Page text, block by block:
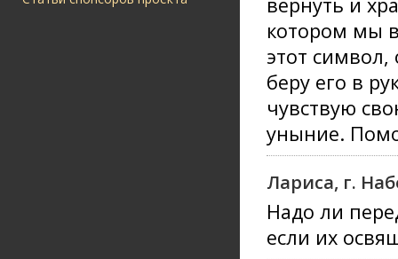
котором мы
этот символ,
беру его в
чувствую
уныние.
Лариса, г.
Надо ли
если их